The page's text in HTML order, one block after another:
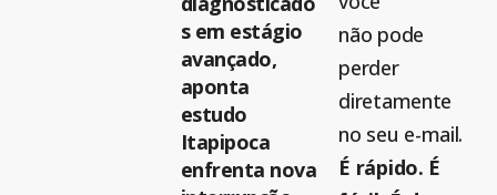
s em estágio
avançado,
aponta
estudo
Itapipoca
enfrenta nova
não pode
perder
diretamente
no seu e-mail.
É rápido. É